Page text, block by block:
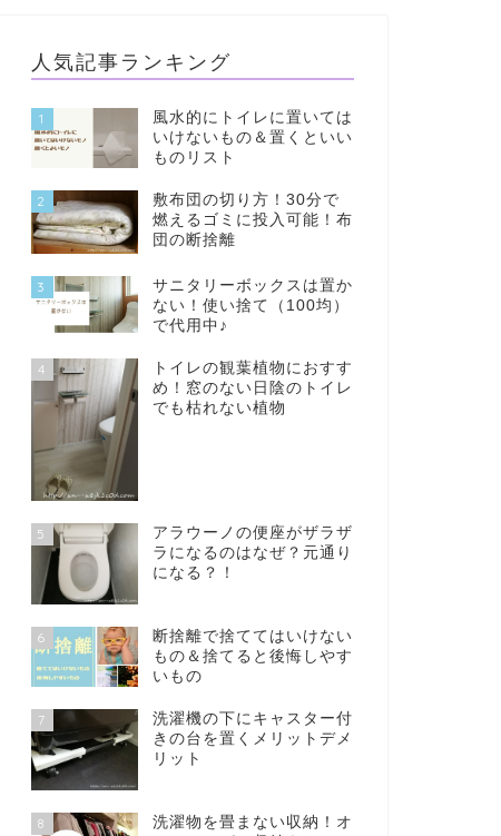
人気記事ランキング
1
風水的にトイレに置いては
いけないもの＆置くといい
ものリスト
2
敷布団の切り方！30分で
燃えるゴミに投入可能！布
団の断捨離
3
サニタリーボックスは置か
ない！使い捨て（100均）
で代用中♪
4
トイレの観葉植物におすす
め！窓のない日陰のトイレ
でも枯れない植物
5
アラウーノの便座がザラザ
ラになるのはなぜ？元通り
になる？！
6
断捨離で捨ててはいけない
もの＆捨てると後悔しやす
いもの
7
洗濯機の下にキャスター付
きの台を置くメリットデメ
リット
8
洗濯物を畳まない収納！オ